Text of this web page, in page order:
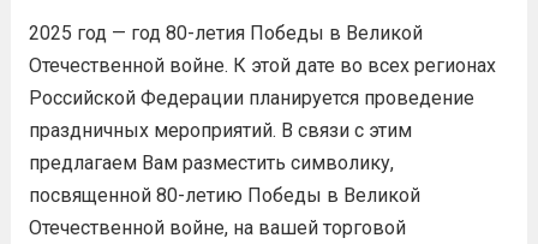
2025 год — год 80-летия Победы в Великой
Отечественной войне. К этой дате во всех регионах
Российской Федерации планируется проведение
праздничных мероприятий. В связи с этим
предлагаем Вам разместить символику,
посвященной 80-летию Победы в Великой
Отечественной войне, на вашей торговой